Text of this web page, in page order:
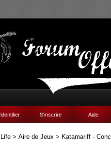
S'inscrire Aide
> Aire de Jeux > Katamariff -